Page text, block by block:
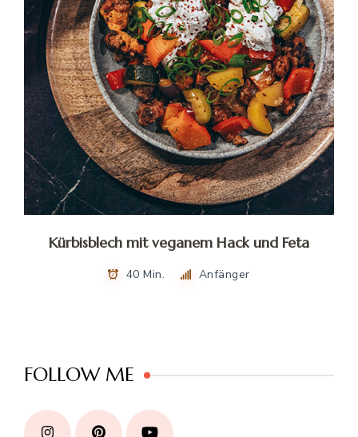
Kürbisblech mit veganem Hack und Feta
40 Min. Anfänger
FOLLOW ME